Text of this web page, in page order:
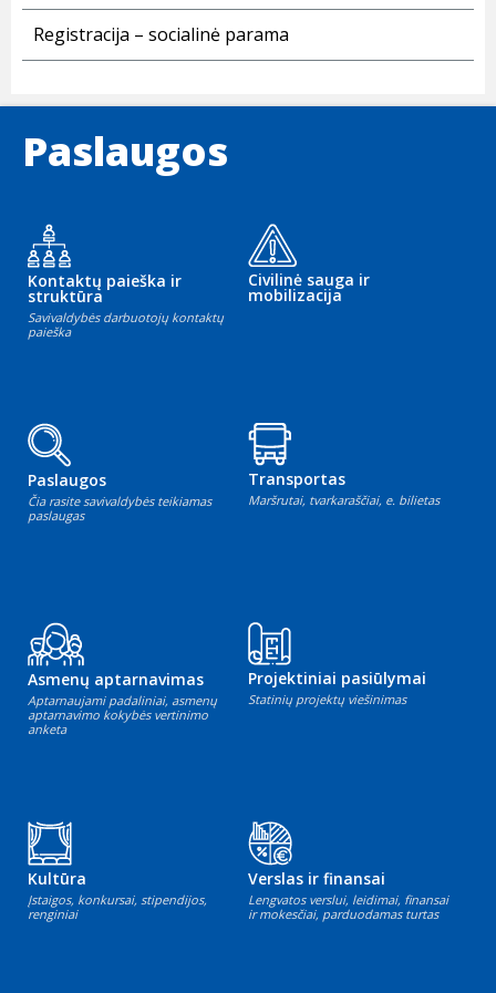
Registracija – socialinė parama
Paslaugos
Kontaktų paieška ir
struktūra
Savivaldybės darbuotojų kontaktų
paieška
Civilinė sauga ir
mobilizacija
Paslaugos
Čia rasite savivaldybės teikiamas
paslaugas
Transportas
Maršrutai, tvarkaraščiai, e. bilietas
Asmenų aptarnavimas
Aptarnaujami padaliniai, asmenų
aptarnavimo kokybės vertinimo
anketa
Projektiniai pasiūlymai
Statinių projektų viešinimas
Kultūra
Įstaigos, konkursai, stipendijos,
renginiai
Verslas ir finansai
Lengvatos verslui, leidimai, finansai
ir mokesčiai, parduodamas turtas